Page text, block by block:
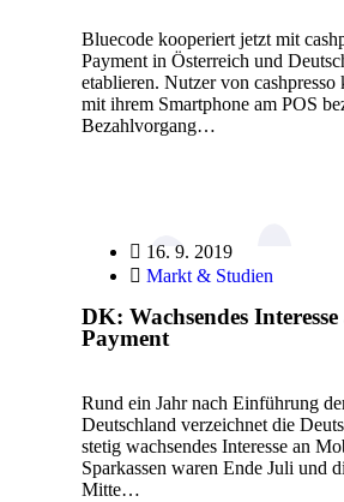
Bluecode kooperiert jetzt mit
Payment in Österreich und
etablieren. Nutzer von
mit ihrem Smartphone am POS
Bezahlvorgang…
16. 9. 2019
Markt & Studien
DK: Wachsendes
Payment
Rund ein Jahr nach Einführung
Deutschland verzeichnet die
stetig wachsendes Interesse an
Sparkassen waren Ende Juli und
Mitte…